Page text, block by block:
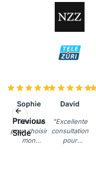
Sophie
"Très utile
pour choisir
mon
David
"Excellente
consultation
pour
Previous
Slide